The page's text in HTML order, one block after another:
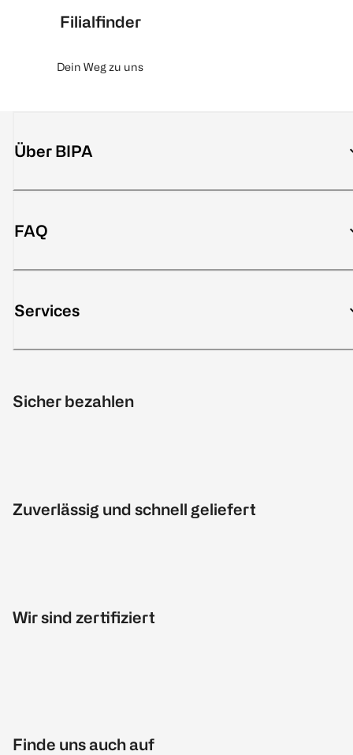
Filialfinder
Dein Weg zu uns
Über BIPA
FAQ
Services
Sicher bezahlen
Zuverlässig und schnell geliefert
Wir sind zertifiziert
Finde uns auch auf